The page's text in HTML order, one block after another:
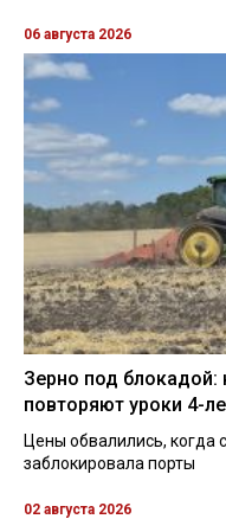
06 августа 2026
Зерно под блокадой:
повторяют уроки 4-
Цены обвалились, когда
заблокировала порты
02 августа 2026